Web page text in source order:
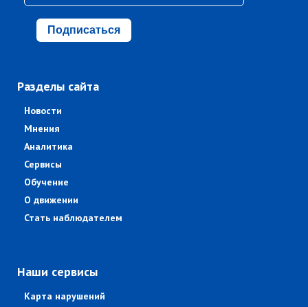
Подписаться
Разделы сайта
Новости
Мнения
Аналитика
Сервисы
Обучение
О движении
Стать наблюдателем
Наши сервисы
Карта нарушений